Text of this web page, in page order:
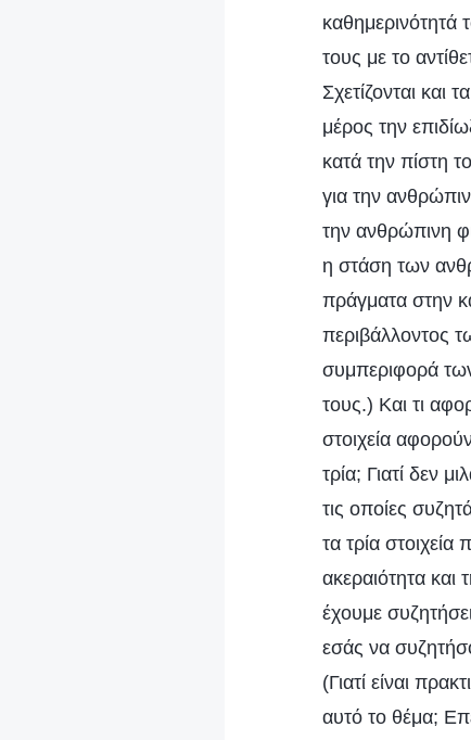
τους με το
Σχετίζονται
μέρος την
κατά την πίστη
για την
την ανθρώπινη
η στάση των
πράγματα στην
περιβάλλοντος
συμπεριφορά
τους.) Και τι
στοιχεία
τρία; Γιατί δεν
τις οποίες
τα τρία
ακεραιότητα και
έχουμε
εσάς να
(Γιατί είναι
αυτό το θέμα;